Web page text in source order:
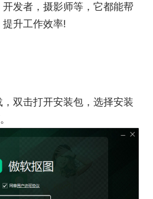
发者，摄影师等，它都能帮
升工作效率!
双击打开安装包，选择安装